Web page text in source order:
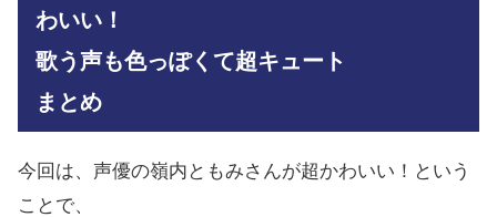
わいい！
歌う声も色っぽくて超キュート
まとめ
今回は、声優の嶺内ともみさんが超かわいい！という
ことで、